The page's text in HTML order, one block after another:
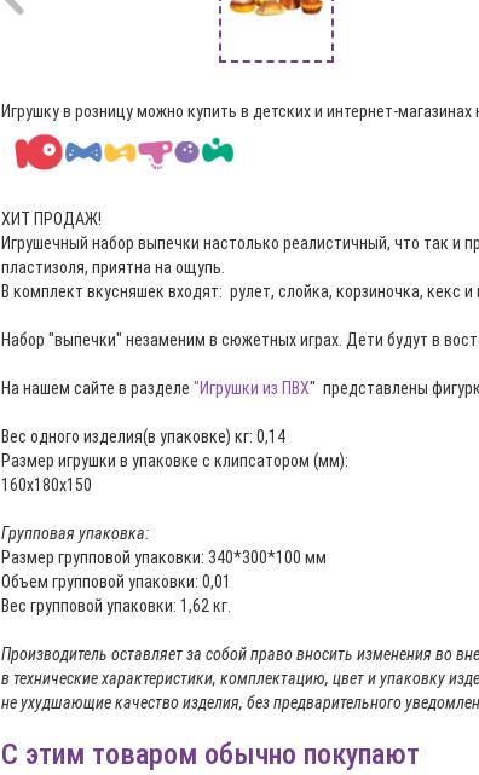
Игрушку в розницу можно купить в детских и интернет-
ХИТ ПРОДАЖ!
Игрушечный набор выпечки настолько реалистичный, что так и
пластизоля, приятна на ощупь.
В комплект вкусняшек входят: рулет, слойка, корзиночка, кекс и
Набор "выпечки" незаменим в сюжетных играх. Дети будут в
На нашем сайте в разделе"Игрушки из ПВХ" представлены
Вес одного изделия(в упаковке) кг: 0,14
Размер игрушки в упаковке с клипсатором (мм):
160х180х150
Групповая упаковка:
Размер групповой упаковки: 340*300*100 мм
Объем групповой упаковки: 0,01
Вес групповой упаковки: 1,62 кг.
Производитель оставляет за собой право вносить изменения во
в технические характеристики, комплектацию, цвет и упаковку
не ухудшающие качество изделия, без предварительного
С этим товаром обычно покупают